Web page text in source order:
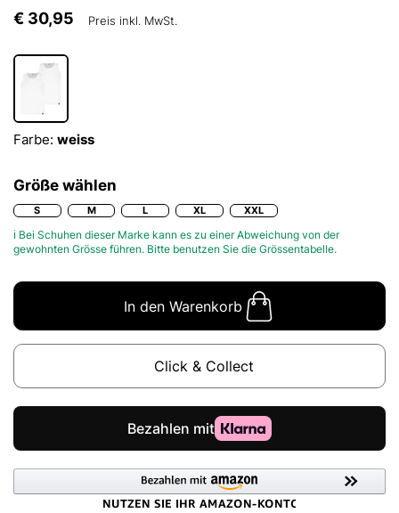
€ 30,95 Preis inkl. MwSt.
Farbe: weiss
Größe wählen
S M L XL XXL
ℹ Bei Schuhen dieser Marke kann es zu einer Abweichung von der
gewohnten Grösse führen. Bitte benutzen Sie die Grössentabelle.
In den Warenkorb
Click & Collect